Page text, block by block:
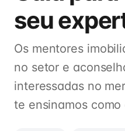
seu
Os mentores
no setor e
interessadas no
te ensinamos